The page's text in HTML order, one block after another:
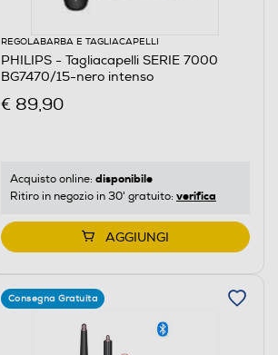
REGOLABARBA E TAGLIACAPELLI
PHILIPS - Tagliacapelli SERIE 7000
BG7470/15-nero intenso
€ 89,90
Acquisto online: disponibile
Ritiro in negozio in 30' gratuito: verifica
AGGIUNGI
Consegna Gratuita